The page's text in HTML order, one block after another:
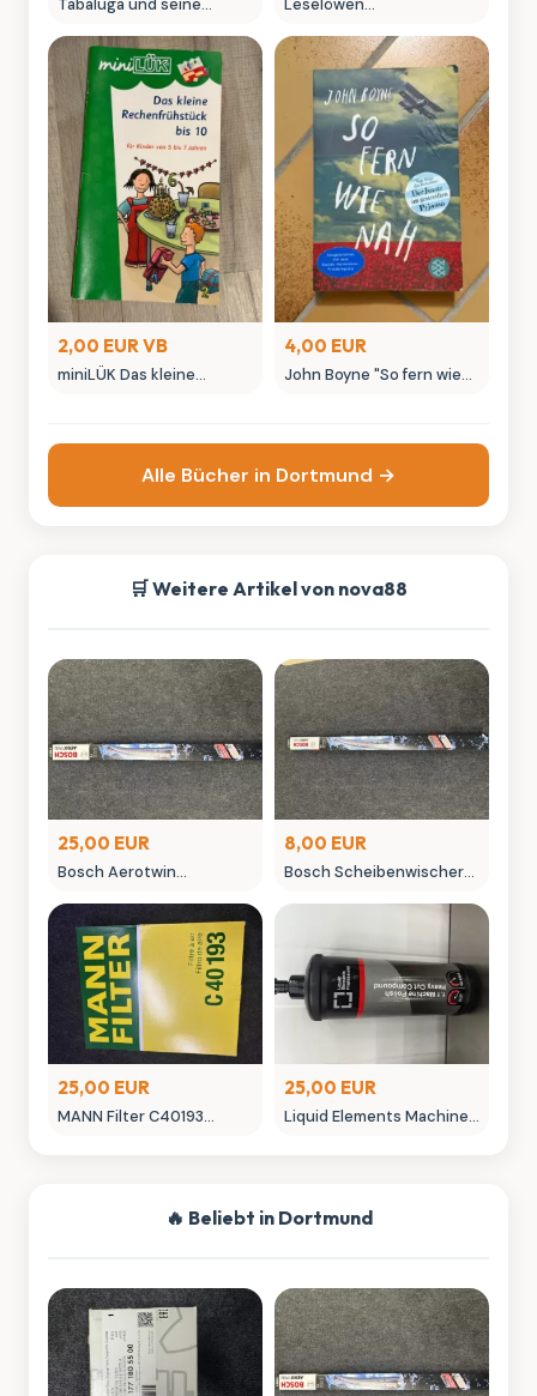
Tabaluga und seine
Gregor Rottschalk
Leselöwen
Manfred Mai - Kinderbuch
2,00 EUR VB
miniLÜK Das kleine
4,00 EUR
John Boyne "So fern wie
Alle Bücher in Dortmund →
🛒 Weitere Artikel von nova88
25,00 EUR
Bosch Aerotwin
neuwertig in OVP
8,00 EUR
Bosch Scheibenwischer
gebraucht
25,00 EUR
MANN Filter C40193
25,00 EUR
Liquid Elements Machine
🔥 Beliebt in Dortmund